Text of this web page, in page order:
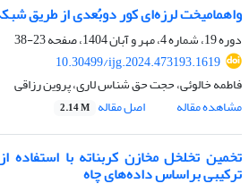
واهمامیخت لرزه‌ای کور دوبُعدی از طریق
دوره 19، شماره 4، مهر و آبان 1404، صفحه
23-38
10.30499/ijg.2024.473193.1619
فاطمه خالوئی، حجت حق شناس لاری، پروین رزاقی
مشاهده مقاله
اصل مقاله 2.14 M
تخمین تخلخل مخازن کربناته با
ترکیبی بر‌اساس داده‌های چاه